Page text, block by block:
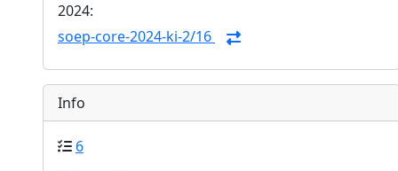
2024:
soep-core-2024-ki-2/16
Info
6